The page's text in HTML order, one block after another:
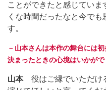
ことができたと感じてい
くな時間だったなと今で
す。
－山本さんは本作の舞台には
決まったときの心境はいかがで
山本役はご縁でいただけ